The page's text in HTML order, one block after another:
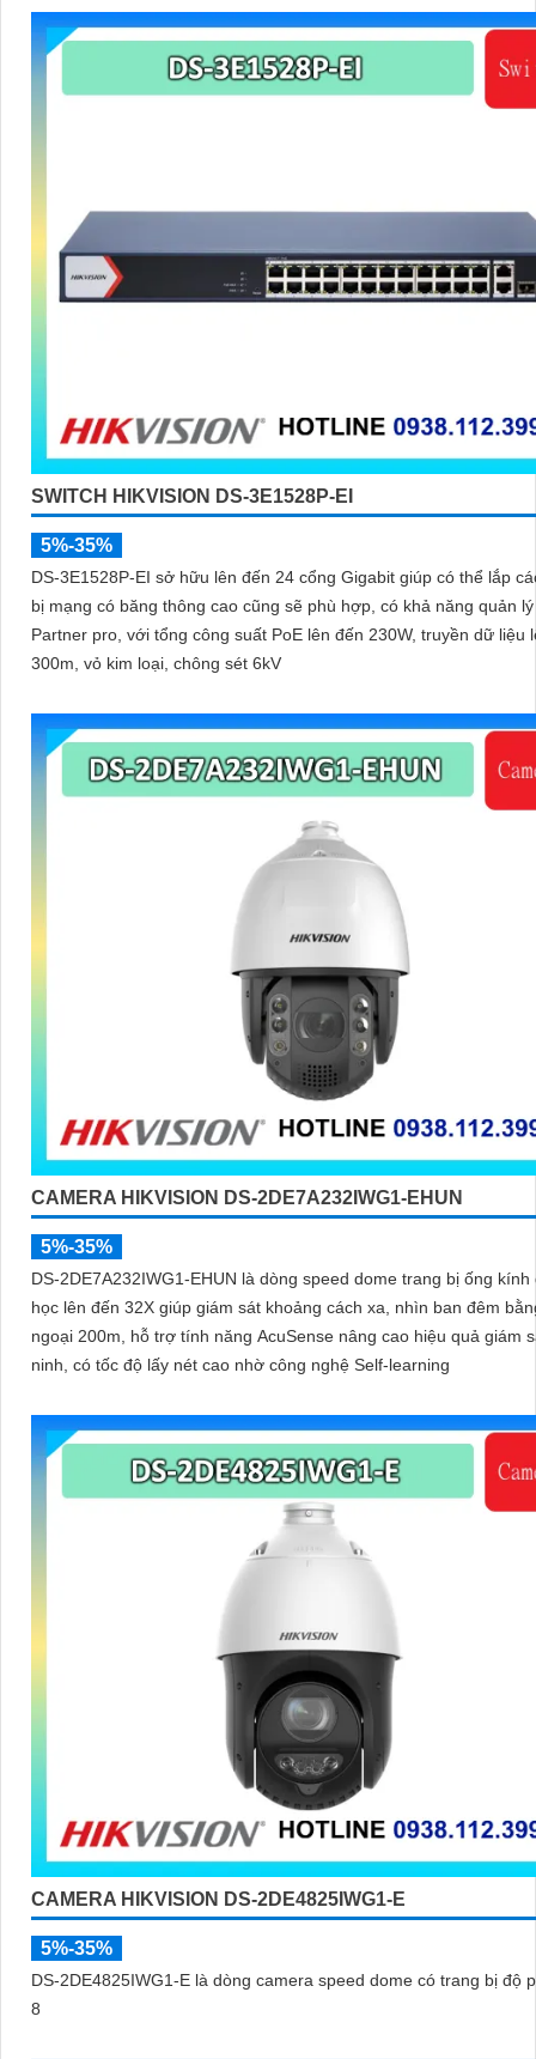
đáng tin cậy.
SWITCH HIKVISION DS-3E1528P-EI
5%-35%
DS-3E1528P-EI sở hữu lên đến 24 cổng Gigabit giúp có thể lắp
bị mạng có băng thông cao cũng sẽ phù hợp, có khả năng quản
Partner pro, với tổng công suất PoE lên đến 230W, truyền dữ liệu
300m, vỏ kim loại, chông sét 6kV
CAMERA HIKVISION DS-2DE7A232IWG1-EHUN
5%-35%
DS-2DE7A232IWG1-EHUN là dòng speed dome trang bị ống kính
học lên đến 32X giúp giám sát khoảng cách xa, nhìn ban đêm
ngoại 200m, hỗ trợ tính năng AcuSense nâng cao hiệu quả giám
ninh, có tốc độ lấy nét cao nhờ công nghệ Self-learning
CAMERA HIKVISION DS-2DE4825IWG1-E
5%-35%
DS-2DE4825IWG1-E là dòng camera speed dome có trang bị độ
8